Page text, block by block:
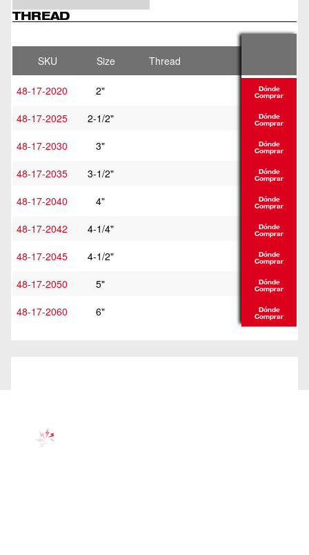
THREAD
SKU Size Thread
48-17-2020
2"
48-17-2025
2-1/2"
48-17-2030
3"
48-17-2035
3-1/2"
48-17-2040
4"
48-17-2042
4-1/4"
48-17-2045
4-1/2"
48-17-2050
5"
48-17-2060
6"
Dónde
Comprar
Dónde
Comprar
Dónde
Comprar
Dónde
Comprar
Dónde
Comprar
Dónde
Comprar
Dónde
Comprar
Dónde
Comprar
Dónde
Comprar